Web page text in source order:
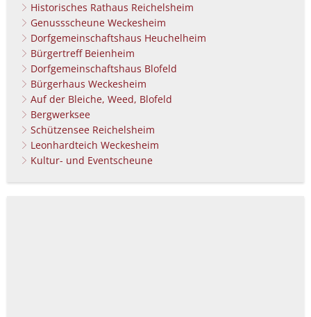
Historisches Rathaus Reichelsheim
Genussscheune Weckesheim
Dorfgemeinschaftshaus Heuchelheim
Bürgertreff Beienheim
Dorfgemeinschaftshaus Blofeld
Bürgerhaus Weckesheim
Auf der Bleiche, Weed, Blofeld
Bergwerksee
Schützensee Reichelsheim
Leonhardteich Weckesheim
Kultur- und Eventscheune